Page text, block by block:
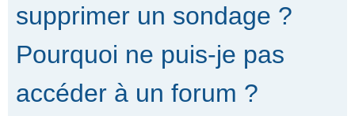
supprimer un sondage ?
Pourquoi ne puis-je pas
accéder à un forum ?